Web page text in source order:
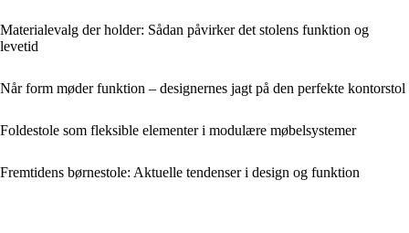
Materialevalg der holder: Sådan påvirker det stolens funktion og
levetid
Når form møder funktion – designernes jagt på den perfekte kontorstol
Foldestole som fleksible elementer i modulære møbelsystemer
Fremtidens børnestole: Aktuelle tendenser i design og funktion